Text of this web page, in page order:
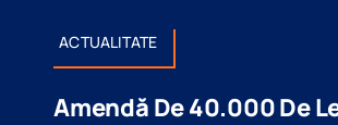
ACTUALITATE
Amendă De 40.000 De